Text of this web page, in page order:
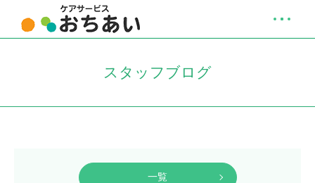
スタッフブログ
一覧